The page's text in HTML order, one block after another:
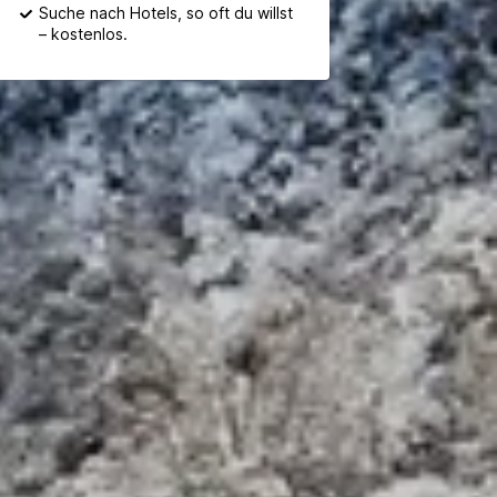
Suche nach Hotels, so oft du willst
– kostenlos.